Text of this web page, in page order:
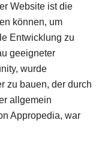
Website ist die
können, um
Entwicklung zu
geeigneter
wurde
zu bauen, der durch
allgemein
Appropedia, war